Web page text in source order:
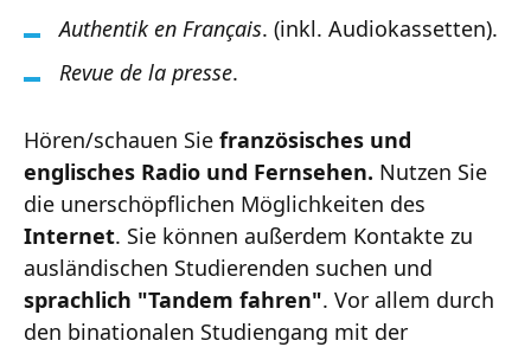
Authentik en Français. (inkl. Audiokassetten).
Revue de la presse.
Hören/schauen Sie französisches und
englisches Radio und Fernsehen. Nutzen Sie
die unerschöpflichen Möglichkeiten des
Internet. Sie können außerdem Kontakte zu
ausländischen Studierenden suchen und
sprachlich "Tandem fahren". Vor allem durch
den binationalen Studiengang mit der